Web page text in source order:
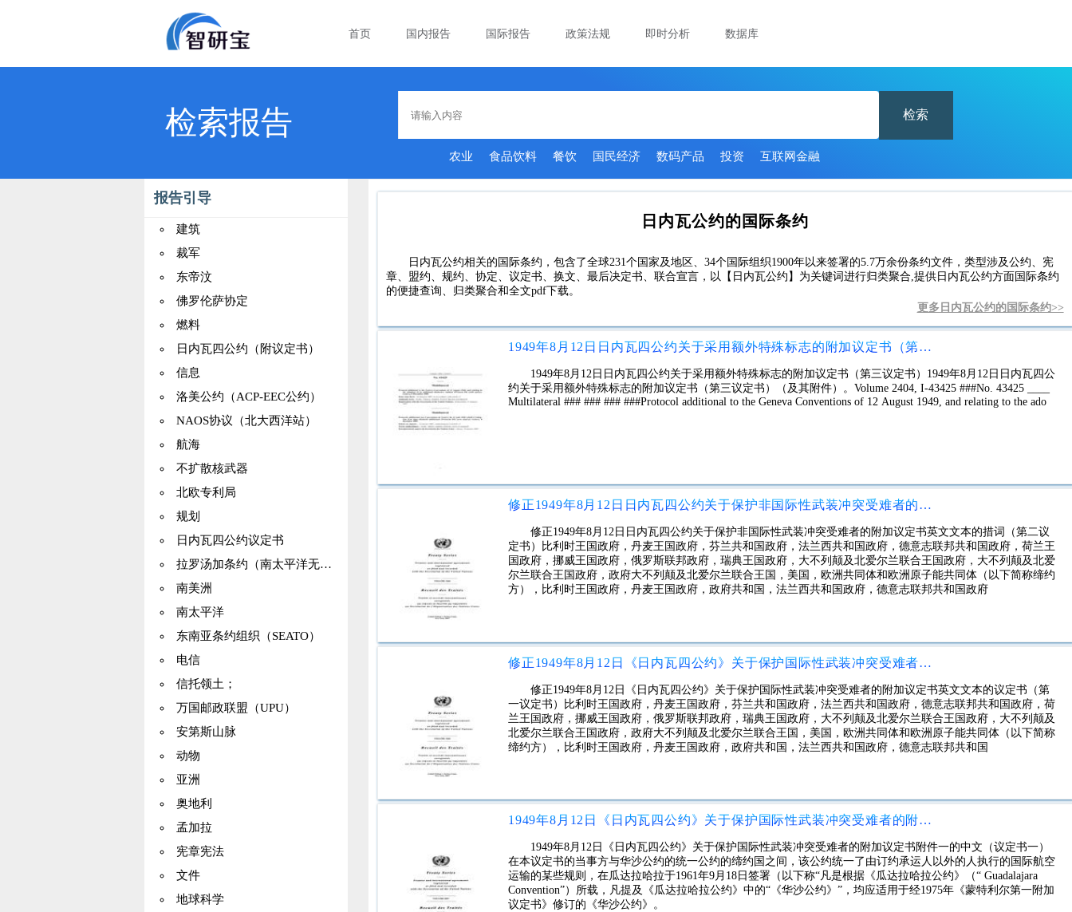
首页 国内报告 国际报告 政策法规 即时分析 数据库
检索报告 检索
农业 食品饮料 餐饮 国民经济 数码产品 投资 互联网金融
报告引导
建筑
裁军
东帝汶
佛罗伦萨协定
燃料
日内瓦四公约（附议定书）
信息
洛美公约（ACP-EEC公约）
NAOS协议（北大西洋站）
航海
不扩散核武器
北欧专利局
规划
日内瓦四公约议定书
拉罗汤加条约（南太平洋无核区）
南美洲
南太平洋
东南亚条约组织（SEATO）
电信
信托领土；
万国邮政联盟（UPU）
安第斯山脉
动物
亚洲
奥地利
孟加拉
宪章宪法
文件
地球科学
日内瓦公约的国际条约
日内瓦公约相关的国际条约，包含了全球231个国家及地区、34个国际组织1900年以来签署的5.7万余份条约文件，类型涉及公约、宪
章、盟约、规约、协定、议定书、换文、最后决定书、联合宣言，以【日内瓦公约】为关键词进行归类聚合,提供日内瓦公约方面国际条约
的便捷查询、归类聚合和全文pdf下载。
更多日内瓦公约的国际条约>>
1949年8月12日日内瓦四公约关于采用额外特殊标志的附加议定书（第三议定书）
1949年8月12日日内瓦四公约关于采用额外特殊标志的附加议定书（第三议定书）1949年8月12日日内瓦四公
约关于采用额外特殊标志的附加议定书（第三议定书）（及其附件）。Volume 2404, I-43425 ###No. 43425 ____
Multilateral ### ### ### ###Protocol additional to the Geneva Conventions of 12 August 1949, and relating to the ado
修正1949年8月12日日内瓦四公约关于保护非国际性武装冲突受难者的附加议定书英文文本的措词（第二议定书）
修正1949年8月12日日内瓦四公约关于保护非国际性武装冲突受难者的附加议定书英文文本的措词（第二议
定书）比利时王国政府，丹麦王国政府，芬兰共和国政府，法兰西共和国政府，德意志联邦共和国政府，荷兰王
国政府，挪威王国政府，俄罗斯联邦政府，瑞典王国政府，大不列颠及北爱尔兰联合王国政府，大不列颠及北爱
尔兰联合王国政府，政府大不列颠及北爱尔兰联合王国，美国，欧洲共同体和欧洲原子能共同体（以下简称缔约
方），比利时王国政府，丹麦王国政府，政府共和国，法兰西共和国政府，德意志联邦共和国政府
修正1949年8月12日《日内瓦四公约》关于保护国际性武装冲突受难者的附加议定书英文文本的议定书（第一议定书）
修正1949年8月12日《日内瓦四公约》关于保护国际性武装冲突受难者的附加议定书英文文本的议定书（第
一议定书）比利时王国政府，丹麦王国政府，芬兰共和国政府，法兰西共和国政府，德意志联邦共和国政府，荷
兰王国政府，挪威王国政府，俄罗斯联邦政府，瑞典王国政府，大不列颠及北爱尔兰联合王国政府，大不列颠及
北爱尔兰联合王国政府，政府大不列颠及北爱尔兰联合王国，美国，欧洲共同体和欧洲原子能共同体（以下简称
缔约方），比利时王国政府，丹麦王国政府，政府共和国，法兰西共和国政府，德意志联邦共和国
1949年8月12日《日内瓦四公约》关于保护国际性武装冲突受难者的附加议定书附件一的中文（议定书一）
1949年8月12日《日内瓦四公约》关于保护国际性武装冲突受难者的附加议定书附件一的中文（议定书一）
在本议定书的当事方与华沙公约的统一公约的缔约国之间，该公约统一了由订约承运人以外的人执行的国际航空
运输的某些规则，在瓜达拉哈拉于1961年9月18日签署（以下称“凡是根据《瓜达拉哈拉公约》（“ Guadalajara
Convention”）所载，凡提及《瓜达拉哈拉公约》中的“《华沙公约》”，均应适用于经1975年《蒙特利尔第一附加
议定书》修订的《华沙公约》。